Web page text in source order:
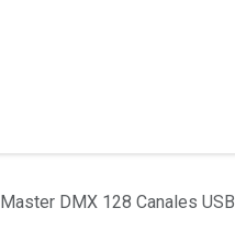
Master DMX 128 Canales USB